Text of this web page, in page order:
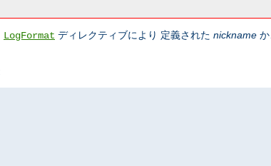
LogFormat ディレクティブにより 定義された nickname か